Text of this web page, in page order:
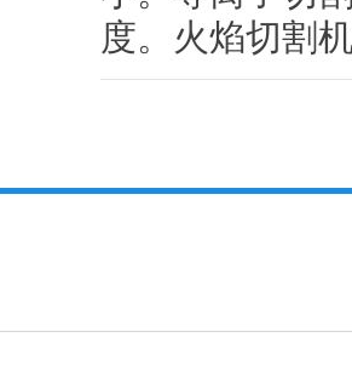
度。火焰切割